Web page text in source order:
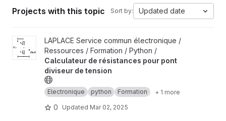
Projects with this topic Sort by: Updated date
View Calculateur de résistances pour pont diviseur de tension
LAPLACE Service commun électronique /
Ressources / Formation / Python /
Calculateur de résistances pour pont
diviseur de tension
Electronique python Formation + 1 more
0 Updated Mar 02, 2025